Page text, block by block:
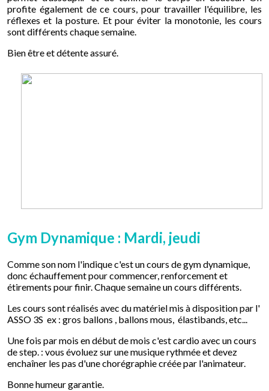
profite également de ce cours, pour travailler l'équilibre, les
réflexes et la posture. Et pour éviter la monotonie, les cours
sont différents chaque semaine.
Bien être et détente assuré.
Gym Dynamique : Mardi, jeudi
Comme son nom l'indique c'est un cours de gym dynamique,
donc échauffement pour commencer, renforcement et
étirements pour finir. Chaque semaine un cours différents.
Les cours sont réalisés avec du matériel mis à disposition par l'
ASSO 3S ex : gros ballons , ballons mous, élastibands, etc...
Une fois par mois en début de mois c'est cardio avec un cours
de step. : vous évoluez sur une musique rythmée et devez
enchaîner les pas d'une chorégraphie créée par l'animateur.
Bonne humeur garantie.